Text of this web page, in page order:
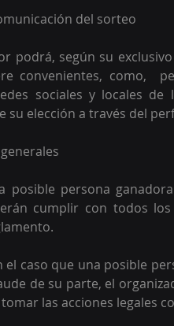
del sorteo
podrá, según su
convenientes, como,
sociales y locales
su elección a través del
posible persona
cumplir con todos
el caso que una posible
de su parte, el
las acciones legales